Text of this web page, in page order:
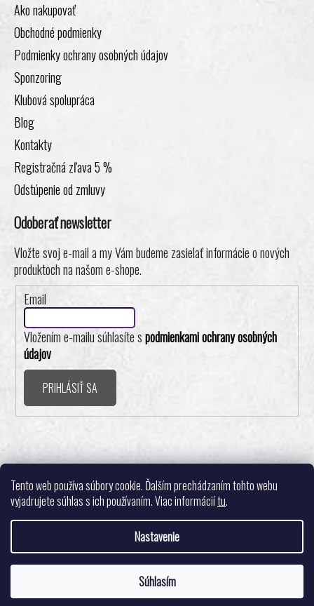
Tento web používa súbory cookie. Ďalším prechádzaním tohto webu
vyjadrujete súhlas s ich používaním. Viac informáciítu.
Nastavenie
Súhlasím
Ako nakupovať
Obchodné podmienky
Podmienky ochrany osobných údajov
Sponzoring
Klubová spolupráca
Blog
Kontakty
Registračná zľava 5 %
Odstúpenie od zmluvy
Odoberať newsletter
Vložte svoj e-mail a my Vám budeme zasielať informácie o nových
produktoch na našom e-shope.
Email
Vložením e-mailu súhlasíte spodmienkami ochrany osobných
údajov
PRIHLÁSIŤ SA
Realizovalo štúdio ADATELIER
Vytvoril Shoptet
Pingpongshop.sk - Športové potreby
vyhradené.